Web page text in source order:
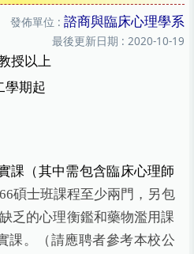
發佈單位 : 諮商與臨床心理學系
最後更新日期 : 2020-10-19
授以上
學期起
課（其中需包含臨床心理師
碩士班課程至少兩門，另包
乏的心理衡鑑和藥物濫用課
課。（請應聘者參考本校公